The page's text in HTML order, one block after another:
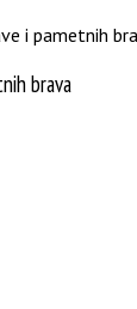
i pametnih
brava